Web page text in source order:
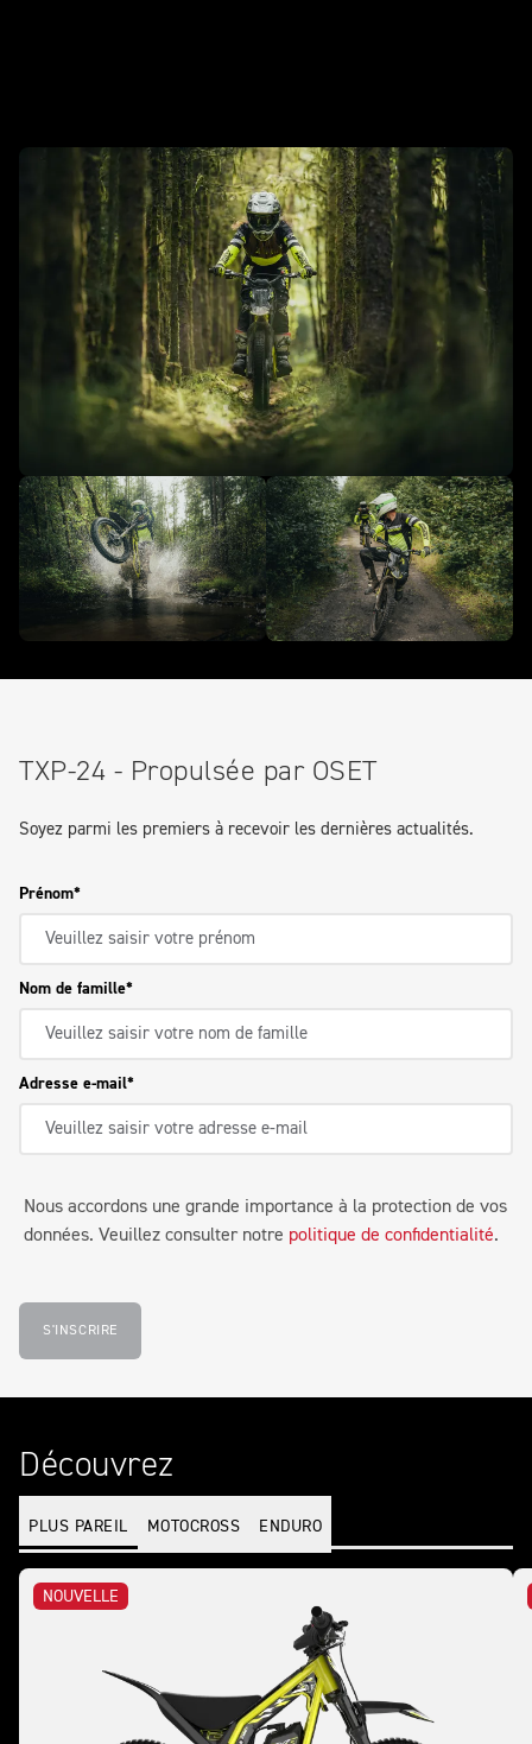
TXP-24 - Propulsée par OSET
Soyez parmi les premiers à recevoir les dernières actualités.
Prénom
Nom de famille
Adresse e-mail
Nous accordons une grande importance à la protection de vos
données. Veuillez consulter notre politique de confidentialité.
S'INSCRIRE
Découvrez
PLUS PAREIL MOTOCROSS ENDURO
NOUVELLE